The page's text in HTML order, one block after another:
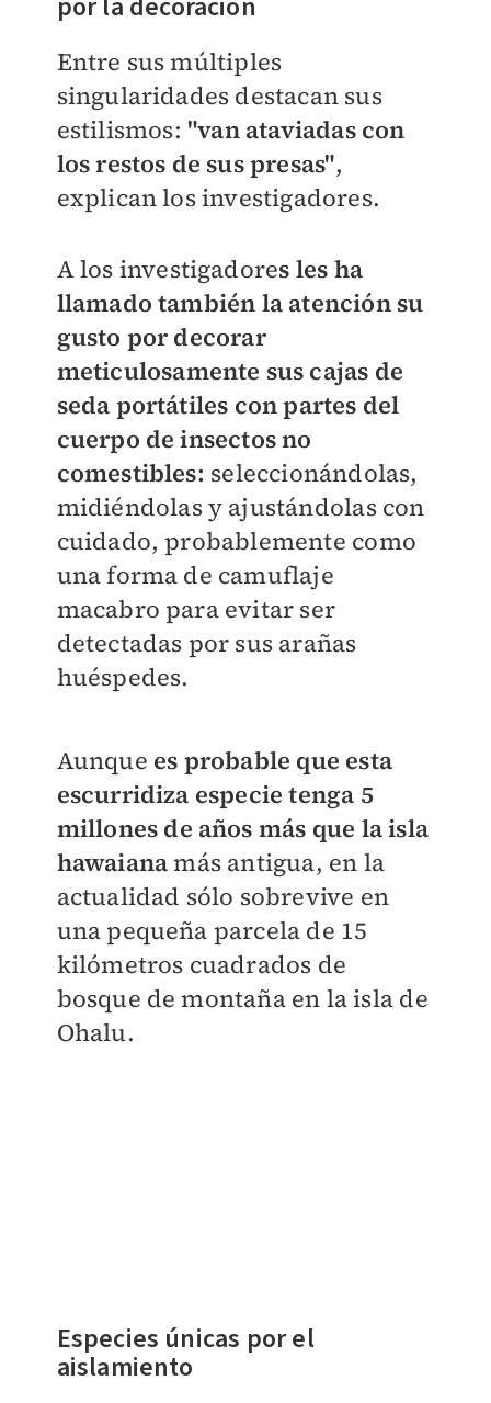
Entre sus múltiples
singularidades destacan sus
estilismos: "van ataviadas con
los restos de sus presas",
explican los investigadores.
A los investigadores les ha
llamado también la atención su
gusto por decorar
meticulosamente sus cajas de
seda portátiles con partes del
cuerpo de insectos no
comestibles: seleccionándolas,
midiéndolas y ajustándolas con
cuidado, probablemente como
una forma de camuflaje
macabro para evitar ser
detectadas por sus arañas
huéspedes.
Aunque es probable que esta
escurridiza especie tenga 5
millones de años más que la isla
hawaianamás antigua, en la
actualidad sólo sobrevive en
una pequeña parcela de 15
kilómetros cuadrados de
bosque de montaña en la isla de
Ohalu.
Especies únicas por el
aislamiento